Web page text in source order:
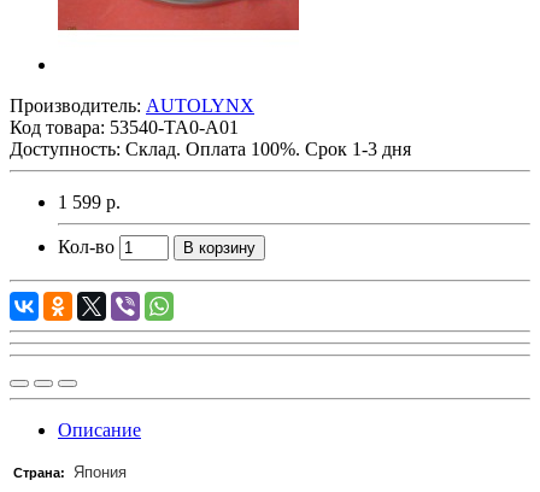
Производитель: AUTOLYNX
Код товара: 53540-TA0-A01
Доступность: Склад. Оплата 100%. Срок 1-3 дня
1 599 р.
Кол-во В корзину
Описание
Страна: Япония